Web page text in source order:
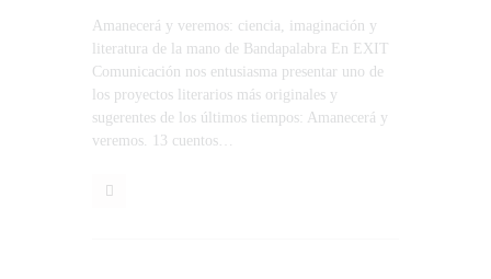
Amanecerá y veremos: ciencia, imaginación y
literatura de la mano de Bandapalabra En EXIT
Comunicación nos entusiasma presentar uno de
los proyectos literarios más originales y
sugerentes de los últimos tiempos: Amanecerá y
veremos. 13 cuentos…